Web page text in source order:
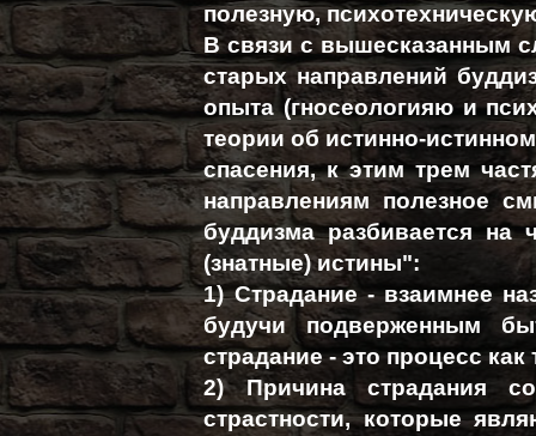
полезную,
В связи с вышесказанным
старых направлений
опыта (гносеологияю и
теории об истинно-
спасения, к этим трем
направлениям полезное
буддизма разбивается на
(знатные) истины":
1) Страдание - взаимнее
будучи подверженным
страдание - это процесс как
2) Причина страдания
страстности, которые